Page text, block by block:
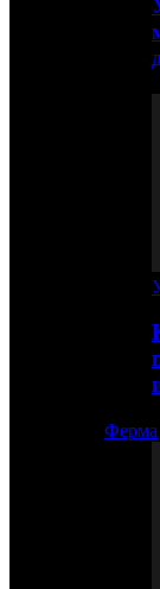
Ферма